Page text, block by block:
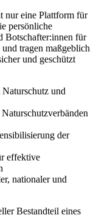
nur eine Plattform für
persönliche
Botschafter:innen für
tragen maßgeblich
und geschützt
und
der
effektive
nationaler und
Bestandteil eines